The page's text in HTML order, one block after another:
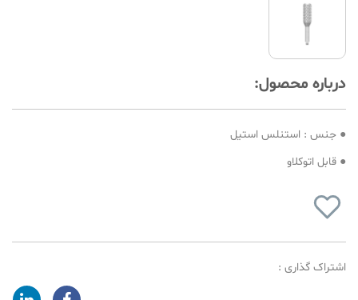
درباره محصول:
● جنس : استنلس استیل
● قابل اتوکلاو
اشتراک گذاری :